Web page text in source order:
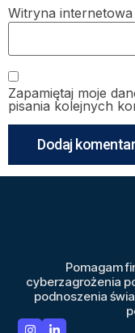
Witryna internetowa
Zapamiętaj moje
pisania kolejnych
Pomagam
cyberzagrożenia
podnoszenia